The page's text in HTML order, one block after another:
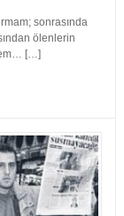
sonrasında
ölenlerin
[…]